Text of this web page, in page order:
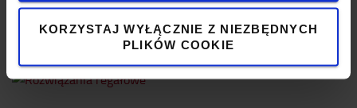
KORZYSTAJ WYŁĄCZNIE Z NIEZBĘDNYCH
PLIKÓW COOKIE
Dowiedz się więcej >